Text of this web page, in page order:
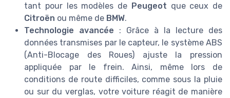
tant pour les modèles de Peugeot que ceux de
Citroën ou même de BMW.
Technologie avancée : Grâce à la lecture des
données transmises par le capteur, le système ABS
(Anti-Blocage des Roues) ajuste la pression
appliquée par le frein. Ainsi, même lors de
conditions de route difficiles, comme sous la pluie
ou sur du verglas, votre voiture réagit de manière